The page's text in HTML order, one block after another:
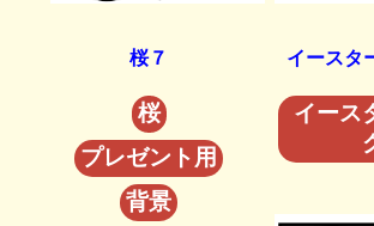
桜７
桜
プレゼント用
背景
イースタ
イース